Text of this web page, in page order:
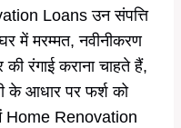
Loans उन संपत्ति
में मरम्मत, नवीनीकरण
रंगाई कराना चाहते हैं,
के आधार पर फर्श को
Home Renovation